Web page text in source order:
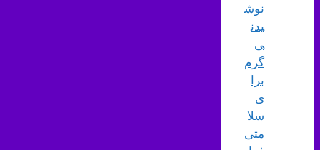
نوش
یدن
ی
گرم
برا
ی
سلا
متی